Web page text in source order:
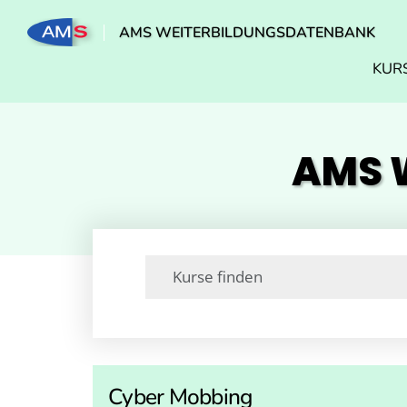
AMS WEITERBILDUNGSDATENBANK
AMS
Cyber Mobbing